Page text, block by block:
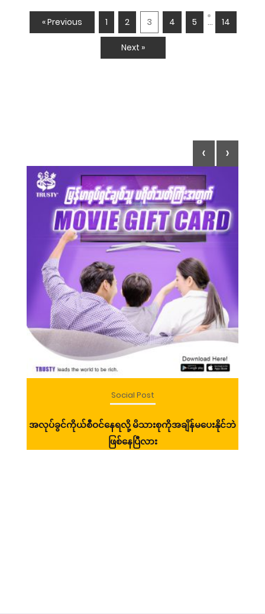
« Previous 1 2 3 4 5 … 14
Next »
Social Post
အလုပ်ခွင်ကိုယ်စီဝင်နေရလို့ မိသားစုကိုအချိန်မပေးနိုင်ဘဲ
ဖြစ်နေပြီလား
‹ ›